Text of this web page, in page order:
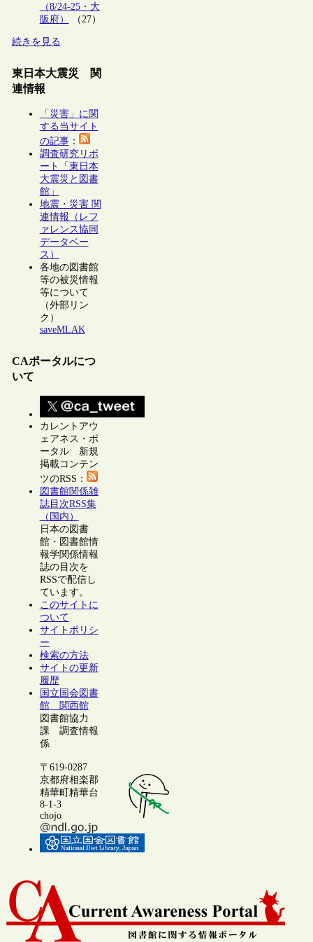
（8/24-25・大
阪府）
（27）
続きを見る
東日本大震災 関
連情報
「災害」に関
する当サイト
の記事：
調査研究リポ
ート「東日本
大震災と図書
館」
地震・災害 関
連情報（レフ
ァレンス協同
データベー
ス）
各地の図書館
等の被災情報
等について
（外部リン
ク）
saveMLAK
CAポータルにつ
いて
カレントアウ
ェアネス・ポ
ータル 新規
掲載コンテン
ツのRSS：
図書館関係雑
誌目次RSS集
（国内）
日本の図書
館・図書館情
報学関係情報
誌の目次を
RSSで配信し
ています。
このサイトに
ついて
サイトポリシ
ー
検索の方法
サイトの更新
履歴
国立国会図書
館 関西館
図書館協力
課 調査情報
係
〒619-0287
京都府相楽郡
精華町精華台
8-1-3
chojo